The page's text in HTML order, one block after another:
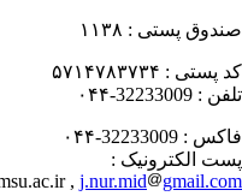
پستی : ۱۱۳۸
پستی : ۵۷۱۴۷۸۳۷۳۴
: 32233009-۰۴۴
: 32233009-۰۴۴
الکترونیک :
umsu.ac.ir ,j.nur.mid